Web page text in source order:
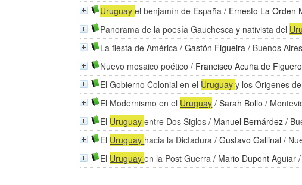
Uruguayel benjamín de España / Ernesto La Orden
Panorama de la poesía Gauchesca y nativista del
La fiesta de América /Gastón Figueira / Buenos
Nuevo mosaico poético / Francisco Acuña de
El Gobierno Colonial en el Uruguayy los Origenes
El Modernismo en el Uruguay /Sarah Bollo /
El Uruguayentre Dos Siglos / Manuel Bernárdez /
El Uruguay hacia la Dictadura /Gustavo Gallinal /
El Uruguayen la Post Guerra / Mario Dupont Aguiar